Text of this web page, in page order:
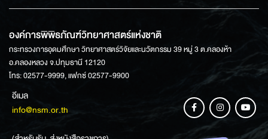
องค์การพิพิธภัณฑ์วิทยาศาสตร์แห่งชาติ
กระทรวงการอุดมศึกษา วิทยาศาสตร์วิจัยและนวัตกรรม 39 หมู่ 3 ต.คลองห้า
อ.คลองหลวง จ.ปทุมธานี 12120
โทร: 02577-9999, แฟกซ์ 02577-9900
อีเมล
info@nsm.or.th